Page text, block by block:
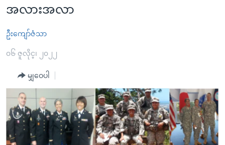
များ
ပင်မ
ကျော်
ကြည့်
ရန်
ပင်မ
ကမ္ဘာ့သတင်းများ
နိုင်ငံတကာ
အစ္စရေး-ပါလက်စတိုင်း
ဗွီဒီယို
သတင်းလွတ်လပ်ခွင့်
အင်္ဂလိပ်စာလေ့လာမယ်
အမေရိကန်သုံးအီဒီယံ
မကြေးမုံရဲ့ အင်္ဂလိပ်စာ
ရုပ်ရှင်ထဲက အင်္ဂလိပ်စာ
အပတ်စဉ်ကဏ္ဍများ
ရေဒီယို
ရေဒီယိုနှင့်ရုပ်သံ အချက်အလက်များ
ရေဒီယို/တီဗွီအစီအစဉ်
အလားအလာ
ဦးကျော်ဇံသာ
၀၆ ဇူလိုင္၊ ၂၀၂၂
မျှဝေပါ